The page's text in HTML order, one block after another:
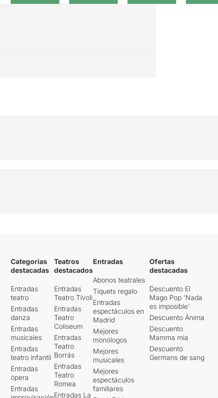
Categorías
destacadas
Entradas
teatro
Entradas
danza
Entradas
musicales
Entradas
teatro infantil
Entradas
ópera
Entradas
Teatros
destacados
Entradas
Teatro Tívoli
Entradas
Teatro
Coliseum
Entradas
Teatro
Borrás
Entradas
Teatro
Romea
Entradas La
Entradas
Abonos teatrales
Tiquets regalo
Entradas
espectáculos en
Madrid
Mejores
monólogos
Mejores
musicales
Mejores
espectáculos
familiares
Ofertas
destacadas
Descuento El
Mago Pop 'Nada
es imposible'
Descuento Ànima
Descuento
Mamma mia
Descuento
Germans de sang